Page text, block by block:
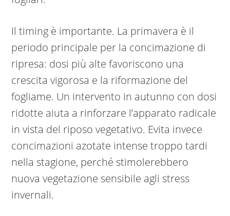
Il timing è importante. La primavera è il
periodo principale per la concimazione di
ripresa: dosi più alte favoriscono una
crescita vigorosa e la riformazione del
fogliame. Un intervento in autunno con dosi
ridotte aiuta a rinforzare l’apparato radicale
in vista del riposo vegetativo. Evita invece
concimazioni azotate intense troppo tardi
nella stagione, perché stimolerebbero
nuova vegetazione sensibile agli stress
invernali.